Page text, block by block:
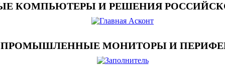
КОМПЬЮТЕРЫ И РЕШЕНИЯ
ПРОМЫШЛЕННЫЕ МОНИТОРЫ И